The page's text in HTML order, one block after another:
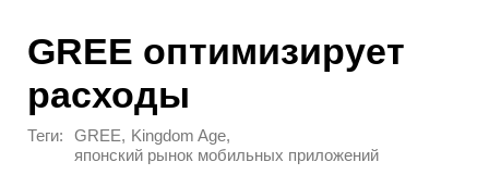
GREE оптимизирует
расходы
Теги: GREE, Kingdom Age,
японский рынок мобильных приложений